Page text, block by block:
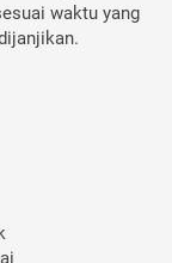
waktu yang